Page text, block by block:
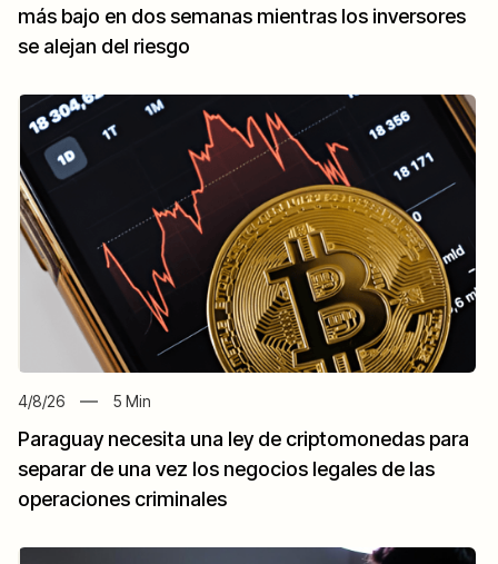
más bajo en dos semanas mientras los inversores
se alejan del riesgo
4/8/26 5 Min
Paraguay necesita una ley de criptomonedas para
separar de una vez los negocios legales de las
operaciones criminales